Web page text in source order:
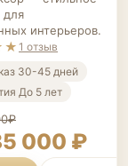
интерьеров.
1 отзыв
30-45 дней
До 5 лет
000 ₽